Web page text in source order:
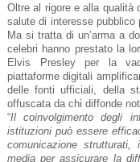
Oltre al rigore e alla qualità
salute di interesse pubblico
Ma si tratta di un’arma a
celebri hanno prestato la
Elvis Presley per la
piattaforme digitali
delle fonti ufficiali, della
offuscata da chi diffonde
“Il coinvolgimento degli
istituzioni può essere
comunicazione
media per assicurare la